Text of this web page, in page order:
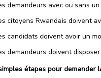
demandeurs avec ou sans
citoyens Rwandais doivent
candidats doivent avoir un
demandeurs doivent
étapes pour